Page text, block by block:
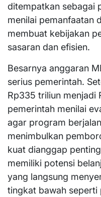
ditempatkan sebagai
menilai pemanfaatan
membuat kebijakan
sasaran dan efisien.
Besarnya anggaran
serius pemerintah.
Rp335 triliun menjadi
pemerintah menilai
agar program
menimbulkan
kuat dianggap
memiliki potensi
yang langsung
tingkat bawah seperti